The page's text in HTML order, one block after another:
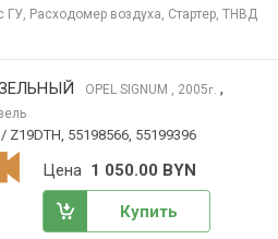
ГУ, Расходомер воздуха, Стартер, ТНВД
OPEL SIGNUM , 2005г. ,
Z19DTH, 55198566, 55199396
Цена 1 050.00 BYN
Купить